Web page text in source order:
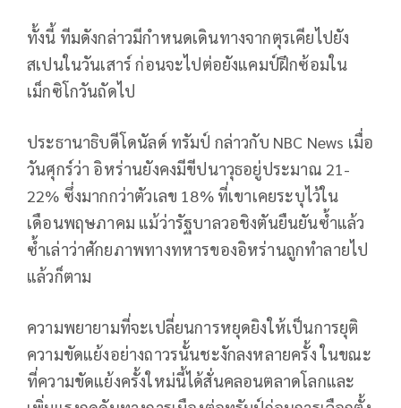
ทั้งนี้ ทีมดังกล่าวมีกำหนดเดินทางจากตุรเคียไปยัง
สเปนในวันเสาร์ ก่อนจะไปต่อยังแคมป์ฝึกซ้อมใน
เม็กซิโกวันถัดไป
ประธานาธิบดีโดนัลด์ ทรัมป์ กล่าวกับ NBC News เมื่อ
วันศุกร์ว่า อิหร่านยังคงมีขีปนาวุธอยู่ประมาณ 21-
22% ซึ่งมากกว่าตัวเลข 18% ที่เขาเคยระบุไว้ใน
เดือนพฤษภาคม แม้ว่ารัฐบาลวอชิงตันยืนยันซ้ำแล้ว
ซ้ำเล่าว่าศักยภาพทางทหารของอิหร่านถูกทำลายไป
แล้วก็ตาม
ความพยายามที่จะเปลี่ยนการหยุดยิงให้เป็นการยุติ
ความขัดแย้งอย่างถาวรนั้นชะงักลงหลายครั้ง ในขณะ
ที่ความขัดแย้งครั้งใหม่นี้ได้สั่นคลอนตลาดโลกและ